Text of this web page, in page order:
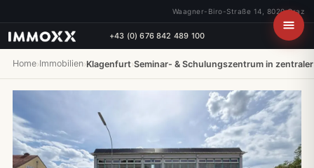
Waagner-Biro-Straße 14, 8020 Graz
+43 (0) 676 842 489 100
Home›Immobilien›Klagenfurt›Seminar- & Schulungszentrum in